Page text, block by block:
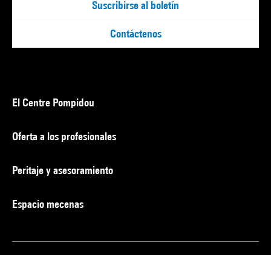
Suscribirse al boletín
Contáctenos
El Centre Pompidou
Oferta a los profesionales
Peritaje y asesoramiento
Espacio mecenas